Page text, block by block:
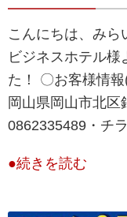
こんにちは、み
ビジネスホテル様
た！ 〇お客様情
岡山県岡山市北区
0862335489・チ
●続きを読む